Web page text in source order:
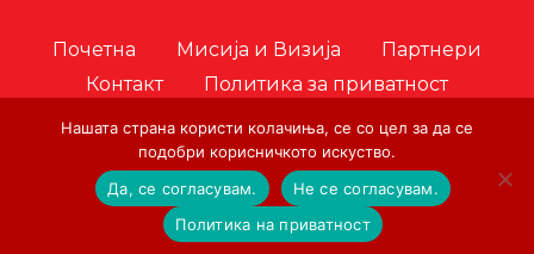
Почетна Мисија и Визија
Партнери
Контакт
Политика за приватност
Политика за колачиња
Офицер за лични податоци
© Copyright. Црвен Крст на Град Скопје. 2026.
Developed by:AA
Нашата страна користи колачиња, се со цел за да се
подобри корисничкото искуство.
Да, се согласувам.
Не се согласувам.
Политика на приватност